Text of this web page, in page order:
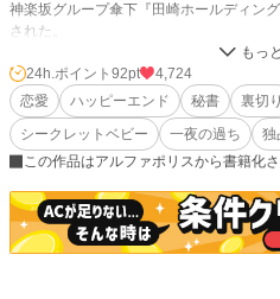
神楽坂グループ傘下『田崎ホールディン
された。
舞台で挨拶するのは、専務の田崎悠太だ。
専務の秘書で彼女の月島さくらは、会場
そこで、今の瞬間まで彼氏だと思ってい
さくらは、訳が分からずショックを受け
24h.ポイント 92pt
4,724
恋愛
ハッピーエンド 秘書 裏切り
シークレットベビー
一夜の過ち 独
この作品はアルファポリスから書籍化